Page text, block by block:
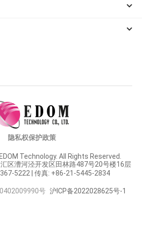
Technology. All Rights Reserved.
区漕河泾开发区田林路487号20号楼16层
5222 | 传真: +86-21-5445-2834
号 沪ICP备2022028625号-1
隐私权保护政策